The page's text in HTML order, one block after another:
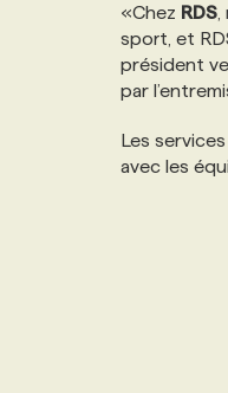
ANNONCEZ AVEC
«Chez RDS
sport, et
président
par
Les
avec les